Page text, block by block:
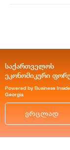
საქართველოს
ეკონომიკური
Powered by Business
Georgia
ვრცლად